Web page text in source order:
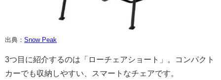
出典： Snow Peak
3つ目に紹介するのは「ローチェアショート」。コンパクト
カーでも収納しやすい、スマートなチェアです。